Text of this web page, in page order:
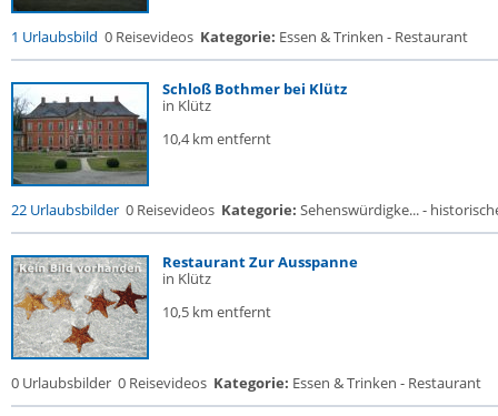
1 Urlaubsbild 0 Reisevideos Kategorie: Essen & Trinken - Restaurant
Schloß Bothmer bei Klütz
in Klütz
10,4 km entfernt
22 Urlaubsbilder 0 Reisevideos Kategorie: Sehenswürdigke... -
Restaurant Zur Ausspanne
in Klütz
10,5 km entfernt
0 Urlaubsbilder 0 Reisevideos Kategorie: Essen & Trinken - Restaurant